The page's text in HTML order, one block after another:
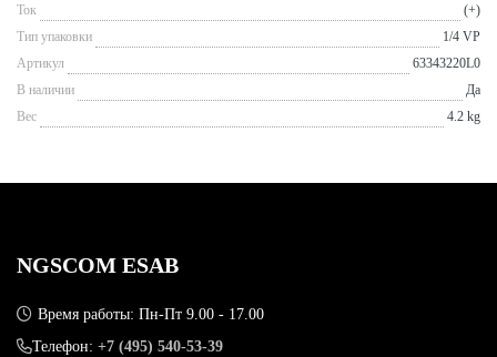
Ток
(+)
Тип упаковки
1/4 VP
Артикул
63343220L0
В наличии
Да
Вес
4.2 kg
NGSCOM ESAB
Время работы: Пн-Пт 9.00 - 17.00
Телефон: +7 (495) 540-53-39